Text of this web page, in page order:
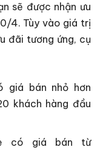
sẽ được nhận ưu
4. Tùy vào giá trị
đãi tương ứng, cụ
giá bán nhỏ hơn
khách hàng đầu
có giá bán từ